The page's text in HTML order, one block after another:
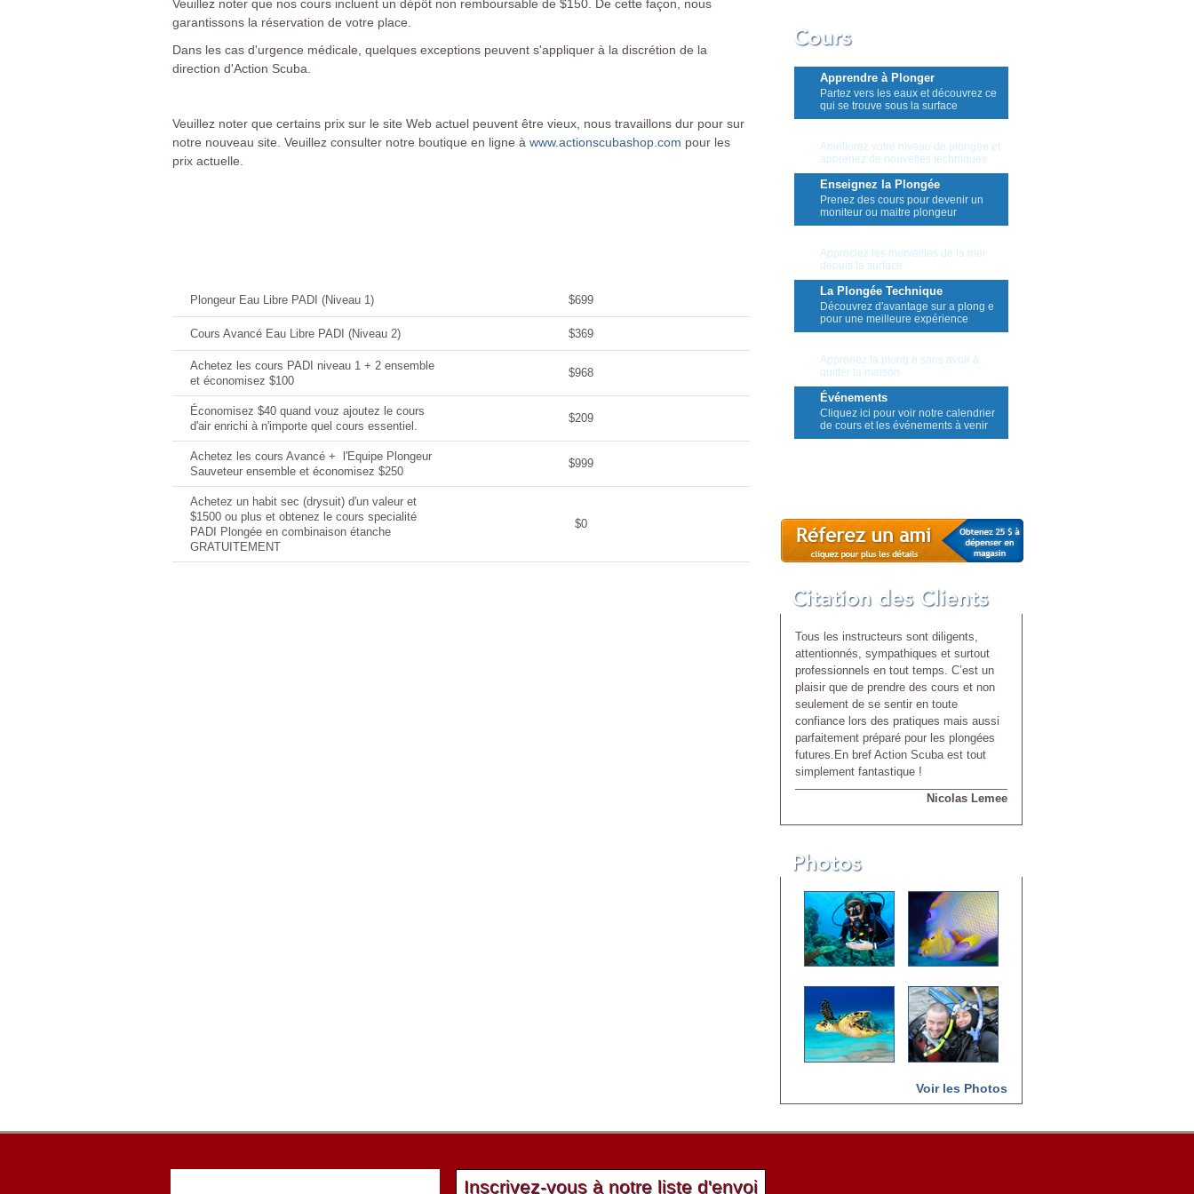
Veuillez noter que nos cours incluent un dépôt non remboursable de $150. De cette façon, nous
garantissons la réservation de votre place.
Dans les cas d'urgence médicale, quelques exceptions peuvent s'appliquer à la discrétion de la
direction d'Action Scuba.
Veuillez noter que certains prix sur le site Web actuel peuvent être vieux, nous travaillons dur pour sur
notre nouveau site. Veuillez consulter notre boutique en ligne à www.actionscubashop.com pour les
prix actuelle.
Plongeur Eau Libre PADI (Niveau 1) $699
Cours Avancé Eau Libre PADI (Niveau 2) $369
Achetez les cours PADI niveau 1 + 2 ensemble
et économisez $100
$968
Économisez $40 quand vouz ajoutez le cours
d'air enrichi à n'importe quel cours essentiel.
$209
Achetez les cours Avancé + l'Equipe Plongeur
Sauveteur ensemble et économisez $250
$999
Achetez un habit sec (drysuit) d'un valeur et
$1500 ou plus et obtenez le cours specialité
PADI Plongée en combinaison étanche
GRATUITEMENT
$0
Apprendre à Plonger
Partez vers les eaux et découvrez ce
qui se trouve sous la surface
Améliorez votre niveau de plongée et
apprenez de nouvelles techniques
Enseignez la Plongée
Prenez des cours pour devenir un
moniteur ou maitre plongeur
Appréciez les merveilles de la mer
depuis la surface
La Plongée Technique
Découvrez d'avantage sur a plong e
pour une meilleure expérience
Apprenez la plong e sans avoir à
quitter la maison
Événements
Cliquez ici pour voir notre calendrier
de cours et les événements à venir
Tous les instructeurs sont diligents,
attentionnés, sympathiques et surtout
professionnels en tout temps. C’est un
plaisir que de prendre des cours et non
seulement de se sentir en toute
confiance lors des pratiques mais aussi
parfaitement préparé pour les plongées
futures.En bref Action Scuba est tout
simplement fantastique !
Nicolas Lemee
Voir les Photos
Inscrivez-vous à notre liste d'envoi